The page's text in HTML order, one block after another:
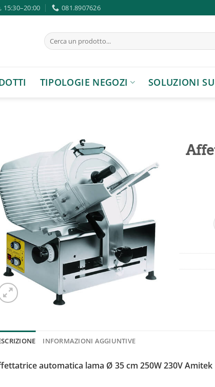
15:30–20:00 081.8907626
Cerca:
TIPOLOGIE NEGOZI SOLUZIONI
Aggiungi
alla lista
dei
desideri
INFORMAZIONI AGGIUNTIVE
automatica lama Ø 35 cm 250W 230V Amitek